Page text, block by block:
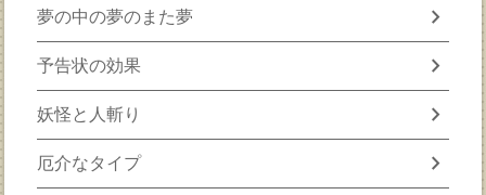
夢の中の夢のまた夢 chevron_right
予告状の効果 chevron_right
妖怪と人斬り chevron_right
厄介なタイプ chevron_right